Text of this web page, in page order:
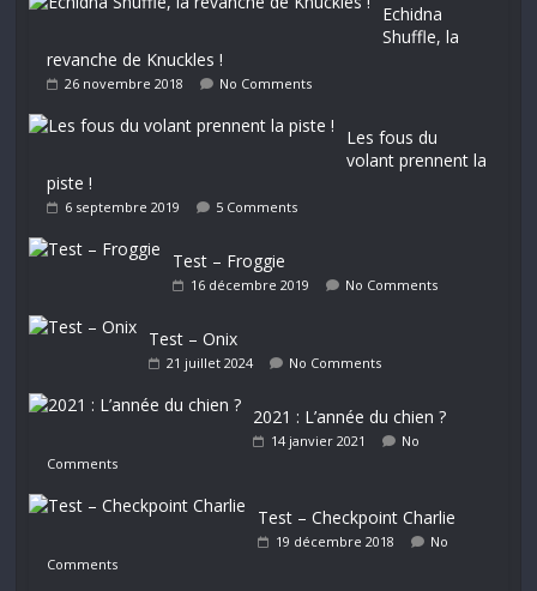
Echidna
Shuffle, la
revanche de Knuckles !
26 novembre 2018 No Comments
Les fous du
volant prennent la
piste !
6 septembre 2019 5 Comments
Test – Froggie
16 décembre 2019 No Comments
Test – Onix
21 juillet 2024 No Comments
2021 : L’année du chien ?
14 janvier 2021
No
Comments
Test – Checkpoint Charlie
19 décembre 2018
No
Comments